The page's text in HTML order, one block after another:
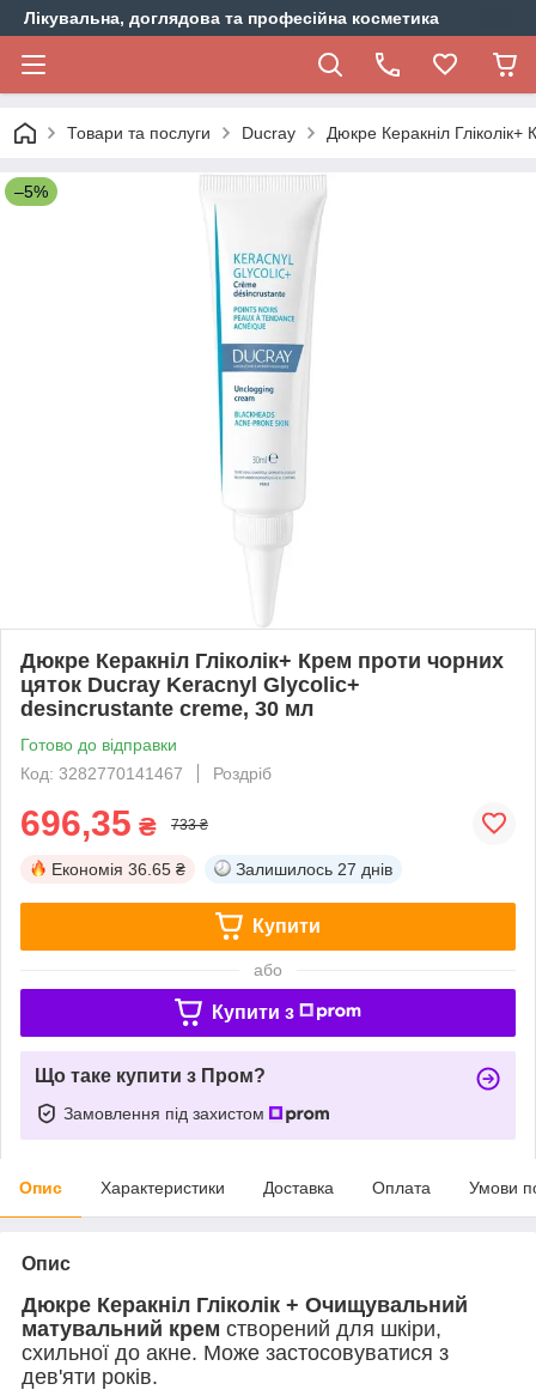
Лікувальна, доглядова та професійна косметика
Товари та послуги Ducray Дюкре Керакніл
–5%
Дюкре Керакніл Гліколік+ Крем проти чорних
цяток Ducray Keracnyl Glycolic+
desincrustante creme, 30 мл
Готово до відправки
Код: 3282770141467
Роздріб
696,35 ₴ 733 ₴
Економія 36.65 ₴ Залишилось 27 днів
Купити
або
Купити з
Що таке купити з Пром?
Замовлення під захистом
Опис Характеристики Доставка Оплата Умови
Опис
Дюкре Керакніл Гліколік + Очищувальний
матувальний крем створений для шкіри,
схильної до акне. Може застосовуватися з
дев'яти років.